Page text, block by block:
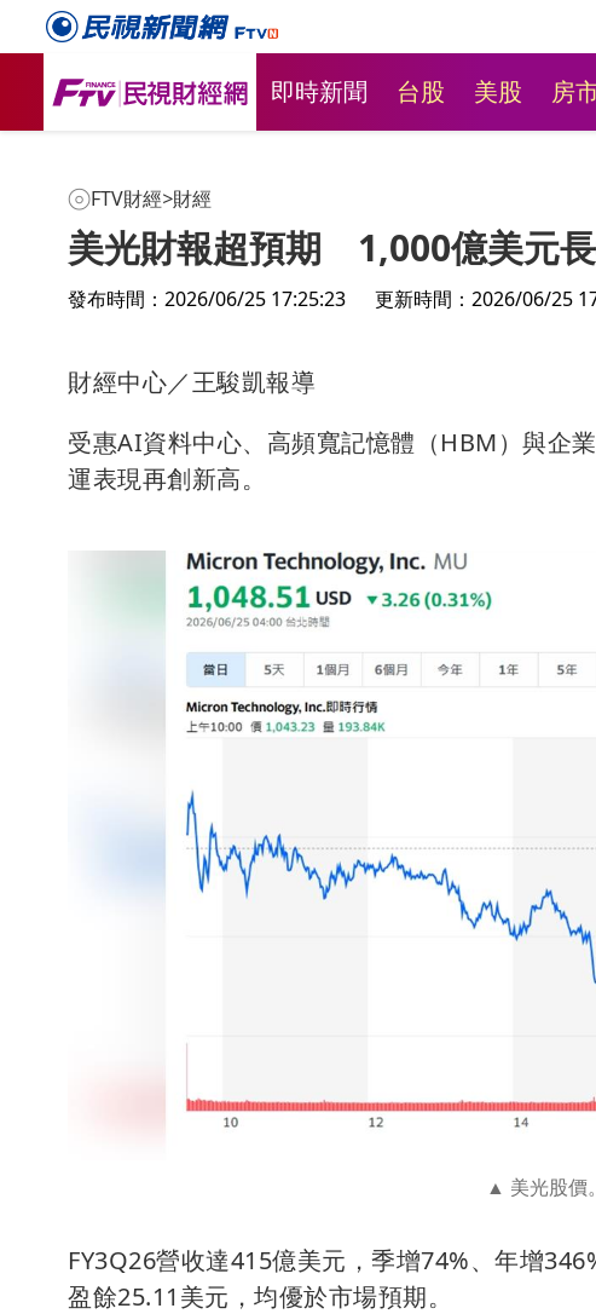
即時新聞 台股 美股 房
FTV財經>財經
美光財報超預期 1,000億美元
發布時間：2026/06/25 17:25:23 更新時間：2026/06/25
財經中心／王駿凱報導
受惠AI資料中心、高頻寬記憶體（HBM）與企
運表現再創新高。
美光股價
FY3Q26營收達415億美元，季增74%、年增
盈餘25.11美元，均優於市場預期。